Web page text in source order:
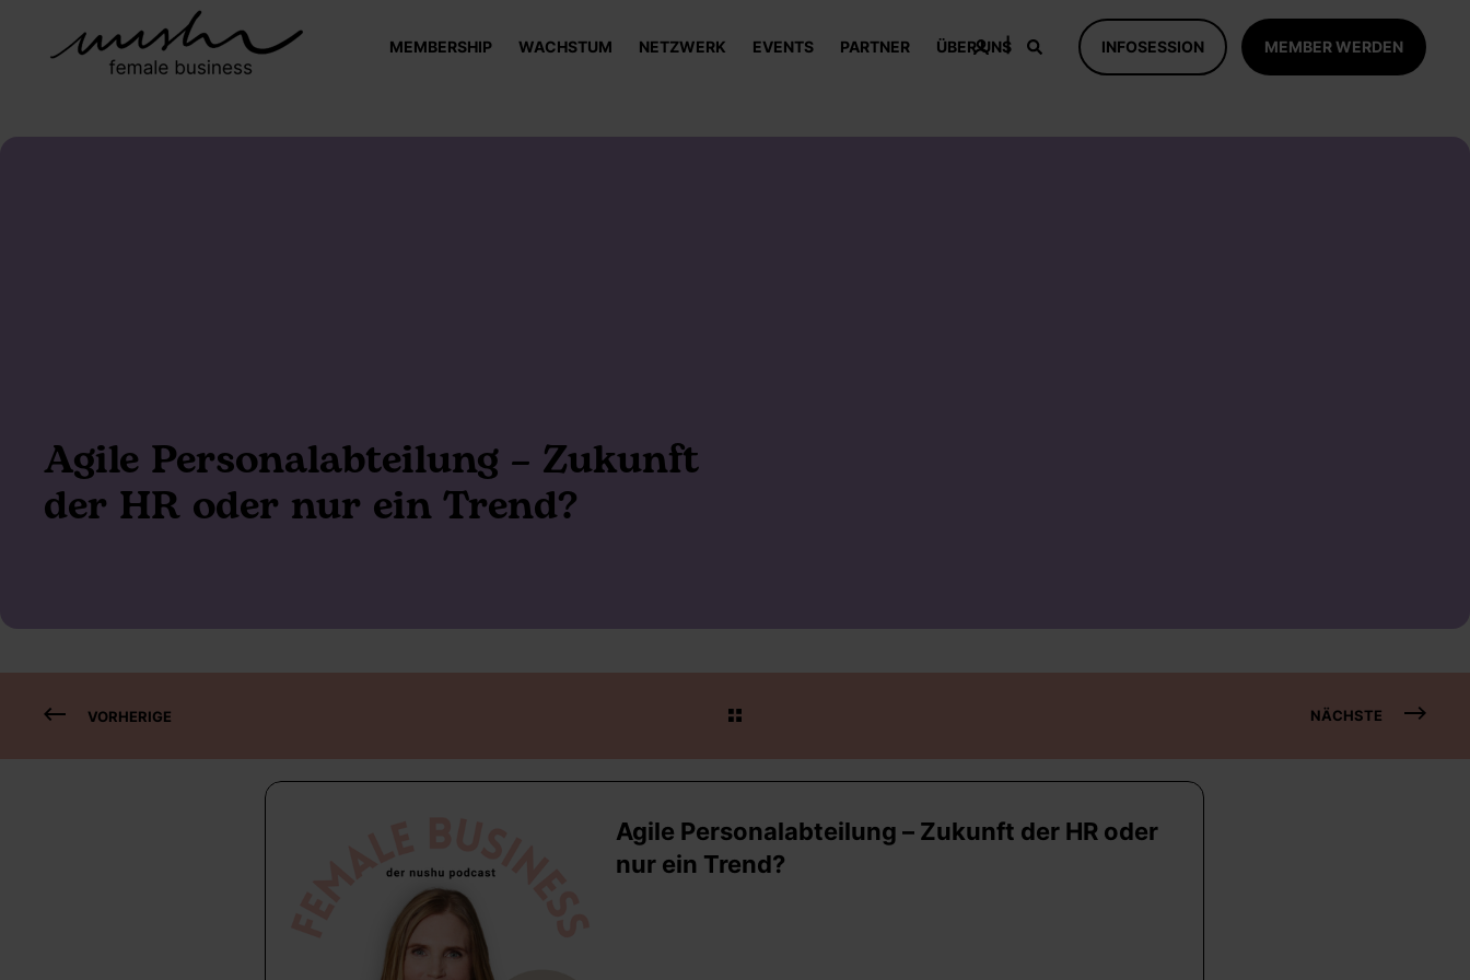
MEMBERSHIP WACHSTUM NETZWERK EVENTS PARTNER ÜBER UNS INFOSESSION MEMBER WERDEN
Agile Personalabteilung – Zukunft
der HR oder nur ein Trend?
VORHERIGE NÄCHSTE